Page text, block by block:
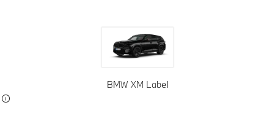
BMW XM Label